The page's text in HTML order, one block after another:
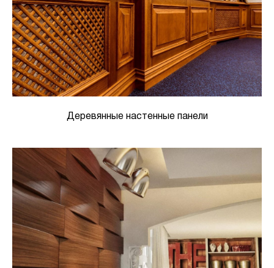
Деревянные настенные панели